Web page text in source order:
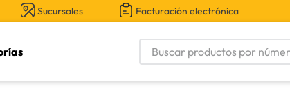
Sucursales Facturación electrónica
Buscar productos por número